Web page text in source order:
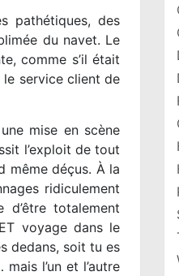
pathétiques, des
du navet. Le
comme s’il était
le service client de
mise en scène
l’exploit de tout
même déçus. À la
ridiculement
totalement
voyage dans le
dedans, soit tu es
l’un et l’autre